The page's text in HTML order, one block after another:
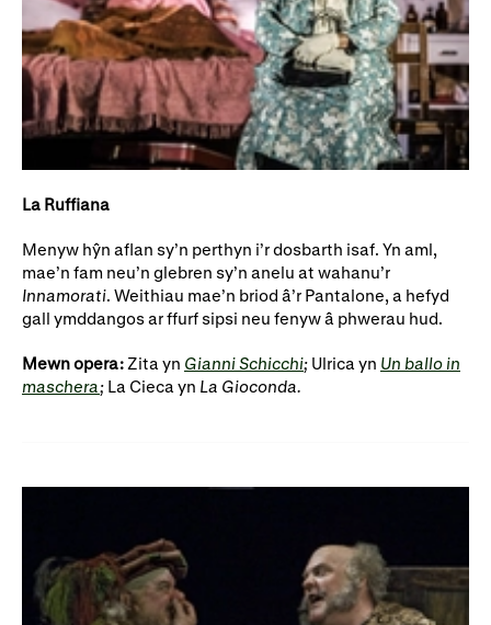
La Ruffiana
Menyw hŷn aflan sy’n perthyn i’r dosbarth isaf. Yn aml,
mae’n fam neu’n glebren sy’n anelu at wahanu’r
Innamorati. Weithiau mae’n briod â’r Pantalone, a hefyd
gall ymddangos ar ffurf sipsi neu fenyw â phwerau hud.
Mewn opera: Zita yn Gianni Schicchi; Ulrica yn Un ballo in
maschera; La Cieca yn La Gioconda.